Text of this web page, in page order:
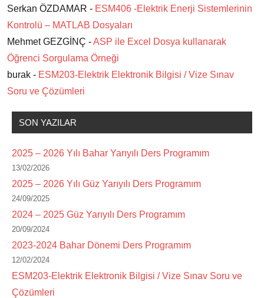
Serkan ÖZDAMAR - ESM406 -Elektrik Enerji Sistemlerinin
Kontrolü – MATLAB Dosyaları
Mehmet GEZGİNÇ -ASP ile Excel Dosya kullanarak
Öğrenci Sorgulama Örneği
burak - ESM203-Elektrik Elektronik Bilgisi / Vize Sınav
Soru ve Çözümleri
SON YAZILAR
2025 – 2026 Yılı Bahar Yarıyılı Ders Programım
13/02/2026
2025 – 2026 Yılı Güz Yarıyılı Ders Programım
24/09/2025
2024 – 2025 Güz Yarıyılı Ders Programım
20/09/2024
2023-2024 Bahar Dönemi Ders Programım
12/02/2024
ESM203-Elektrik Elektronik Bilgisi / Vize Sınav Soru ve
Çözümleri